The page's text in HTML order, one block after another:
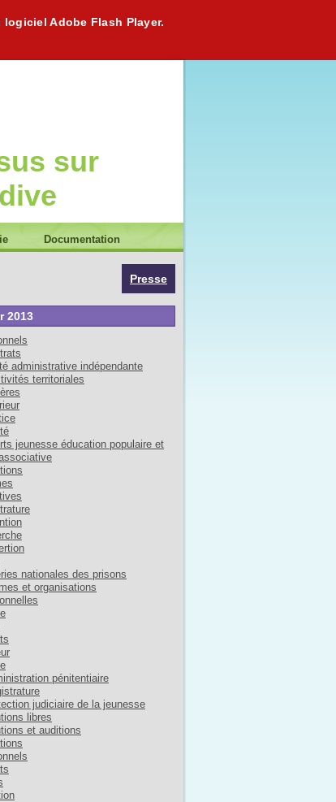
Adobe Flash Player.
sur
Documentation
Presse
2013
administrative indépendante
territoriales
jeunesse éducation populaire et
nationales des prisons
et organisations
pénitentiaire
judiciaire de la jeunesse
libres
et auditions